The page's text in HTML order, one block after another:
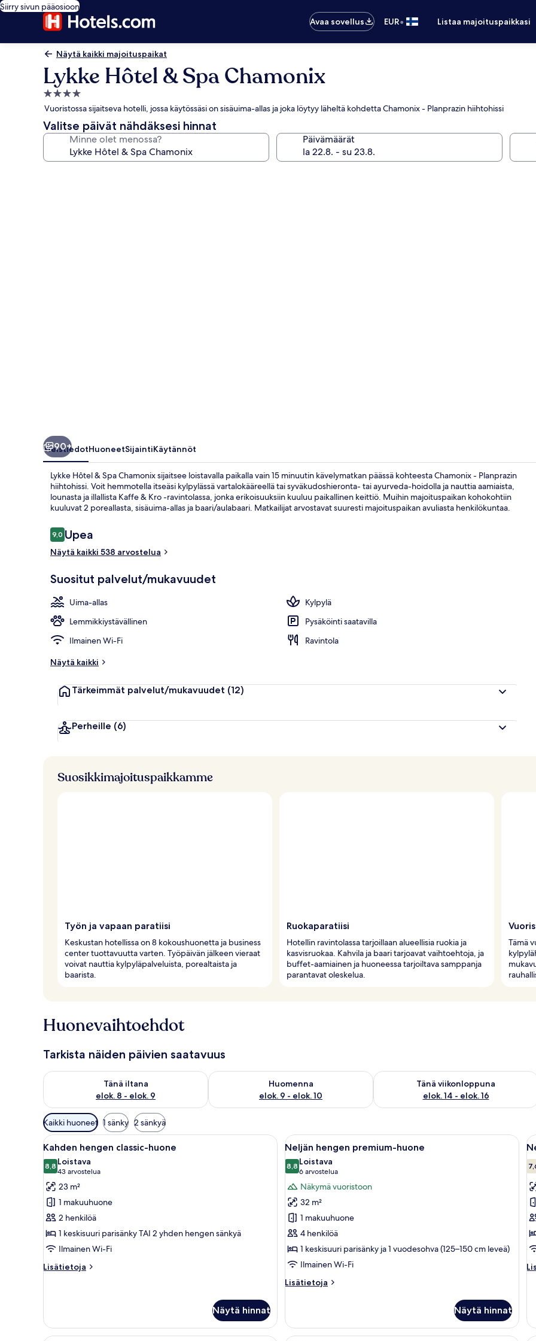
Siirry sivun pääosioon
Avaa sovellus
EUR• Listaa majoituspaikkasi
Näytä kaikki majoituspaikat
Lykke Hôtel & Spa Chamonix
4.0
tähden
majoituspaikka
Vuoristossa sijaitseva hotelli, jossa käytössäsi on sisäuima-allas ja joka löytyy läheltä kohdetta Chamonix - Planprazin hiihtohissi
Valitse päivät nähdäksesi hinnat
Minne olet menossa? Päivämäärät
90+
YleistiedotHuoneetSijaintiKäytännöt
Lykke Hôtel & Spa Chamonix sijaitsee loistavalla paikalla vain 15 minuutin kävelymatkan päässä kohteesta Chamonix - Planprazin
hiihtohissi. Voit hemmotella itseäsi kylpylässä vartalokääreellä tai syväkudoshieronta- tai ayurveda-hoidolla ja nauttia aamiaista,
lounasta ja illallista Kaffe & Kro -ravintolassa, jonka erikoisuuksiin kuuluu paikallinen keittiö. Muihin majoituspaikan kohokohtiin
kuuluvat 2 poreallasta, sisäuima-allas ja baari/aulabaari. Matkailijat arvostavat suuresti majoituspaikan avuliasta henkilökuntaa.
Arvostelut
9,09,0 kautta 10.
Upea
Näytä kaikki 538 arvostelua
Suositut palvelut/mukavuudet
Uima-allas
Kylpylä
Lemmikkiystävällinen
Pysäköinti saatavilla
Ilmainen Wi-Fi
Ravintola
Näytä kaikki
Tärkeimmät palvelut/mukavuudet (12)
Perheille (6)
Suosikkimajoituspaikkamme
Työn ja vapaan paratiisi
Keskustan hotellissa on 8 kokoushuonetta ja business
center tuottavuutta varten. Työpäivän jälkeen vieraat
voivat nauttia kylpyläpalveluista, porealtaista ja
baarista.
Ruokaparatiisi
Hotellin ravintolassa tarjoillaan alueellisia ruokia ja
kasvisruokaa. Kahvila ja baari tarjoavat vaihtoehtoja, ja
buffet-aamiainen ja huoneessa tarjoiltava samppanja
parantavat oleskelua.
Tämä
Huonevaihtoehdot
Tarkista näiden päivien saatavuus
Tänä iltana
elok. 8 - elok. 9
Tarkista tämän illan saatavuus elok. 8 - elok. 9
Huomenna
elok. 9 - elok. 10
Tarkista huomisen saatavuus elok. 9 - elok. 10
Tänä viikonloppuna
elok. 14 - elok. 16
Tarkista tämän viikonlopun saatavuus
Huoneille
saatavilla
olevia
suodattimia
Kaikki huoneet 1 sänky 2 sänkyä
Avaa
kaikki
huonetyypin
Kahden
hengen
classic-
huone
kuvat
Makuuhuoneessa on suuri sänky, puinen pääty ja seinälle ripustettu taulu, jossa on kuvattuna puita.
7
Kahden hengen classic-huone
8,88,8 kautta 10
Loistava
43 arvostelua
(43
arvostelua)
23 m²
1 makuuhuone
2 henkilöä
1 keskisuuri parisänky TAI 2 yhden hengen sänkyä
Ilmainen Wi-Fi
Lisätietoja
Lisätietoja
huone
Näytä hinnat
Avaa
kaikki
huonetyypin
Neljän
hengen
premium-
huone
kuvat
Makuuhuoneessa on kaksi sänkyä,
11
Neljän hengen premium-huone
8,88,8 kautta 10
Loistava
6 arvostelua
(6
arvostelua)
Näkymä vuoristoon
32 m²
1 makuuhuone
4 henkilöä
1 keskisuuri parisänky ja 1 vuodesohva (125–150 cm leveä)
Ilmainen Wi-Fi
Lisätietoja
Lisätietoja
premium-
huone
Näytä hinnat